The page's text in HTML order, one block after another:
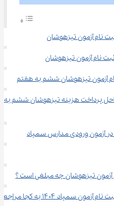
نام آزمون تیزهوشان
نام آزمون تیزهوشان
آزمون تیزهوشان ششم به هفتم
پرداخت هزینه تیزهوشان ششم به
در آزمون ورودی مدارس سمپاد
آزمون تیزهوشان چه مبلغی است ؟
برای پرداخت هزینه ثبت نام آزمون سمپاد ۱۴۰۴ به کجا